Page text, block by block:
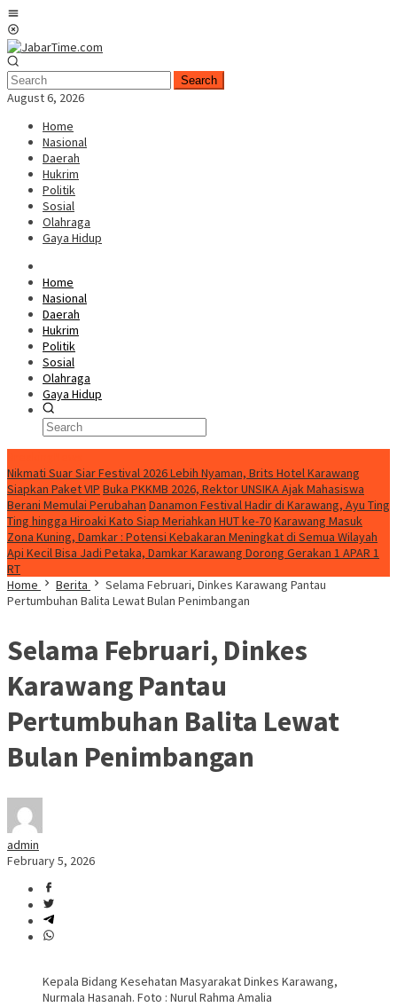
Skip
to
content
Search
August 6, 2026
Home
Nasional
Daerah
Hukrim
Politik
Sosial
Olahraga
Gaya Hidup
Home
Nasional
Daerah
Hukrim
Politik
Sosial
Olahraga
Gaya Hidup
Nikmati Suar Siar Festival 2026 Lebih Nyaman, Brits Hotel Karawang
Siapkan Paket VIP Buka PKKMB 2026, Rektor UNSIKA Ajak Mahasiswa
Berani Memulai Perubahan Danamon Festival Hadir di Karawang, Ayu Ting
Ting hingga Hiroaki Kato Siap Meriahkan HUT ke-70Karawang Masuk
Zona Kuning, Damkar : Potensi Kebakaran Meningkat di Semua Wilayah
Api Kecil Bisa Jadi Petaka, Damkar Karawang Dorong Gerakan 1 APAR 1
RT
Home
Berita
Selama Februari, Dinkes Karawang Pantau
Pertumbuhan Balita Lewat Bulan Penimbangan
Selama Februari, Dinkes
Karawang Pantau
Pertumbuhan Balita Lewat
Bulan Penimbangan
admin
February 5, 2026
Kepala Bidang Kesehatan Masyarakat Dinkes Karawang,
Nurmala Hasanah. Foto : Nurul Rahma Amalia